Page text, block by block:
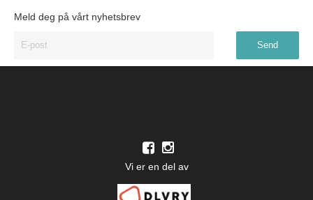
Meld deg på vårt nyhetsbrev
Vi er en del av